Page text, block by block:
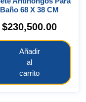
Baño 68 X 38 CM
$230,500.00
Añadir
al
carrito